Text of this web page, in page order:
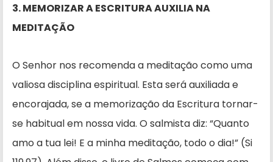
3. MEMORIZAR A ESCRITURA AUXILIA NA
MEDITAÇÃO
O Senhor nos recomenda a me­ditação como uma
valiosa disciplina espiritual. Esta será auxiliada e
enco­rajada, se a memorização da Escritura tornar-
se habitual em nossa vida. O salmista diz: “Quanto
amo a tua lei! E a minha meditação, todo o dia!” (Si